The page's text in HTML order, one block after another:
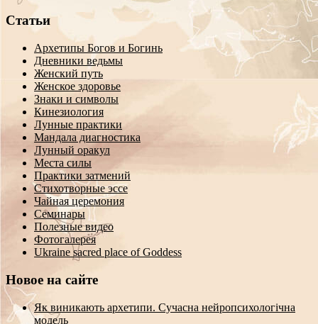
Статьи
Архетипы Богов и Богинь
Дневники ведьмы
Женский путь
Женское здоровье
Знаки и символы
Кинезиология
Лунные практики
Мандала диагностика
Лунный оракул
Места силы
Практики затмений
Стихотворные эссе
Чайная церемония
Семинары
Полезные видео
Фотогалерея
Ukraine sacred place of Goddess
Новое на сайте
Як виникають архетипи. Сучасна нейропсихологічна
модель